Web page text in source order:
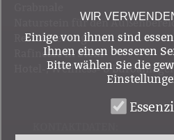
Naturstein für den
Restaurierung
Rafinesse in Stein
Hotel-, Wellness- &
WIR
Einige von ihnen sind
Ihnen einen besseren
Bitte wählen Sie die